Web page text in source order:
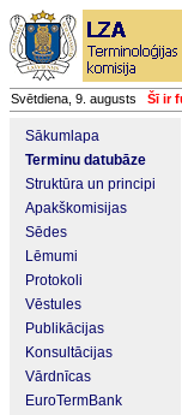
Svētdiena, 9. augusts Šī ir
Sākumlapa
Terminu datubāze
Struktūra un principi
Apakškomisijas
Sēdes
Lēmumi
Protokoli
Vēstules
Publikācijas
Konsultācijas
Vārdnīcas
EuroTermBank